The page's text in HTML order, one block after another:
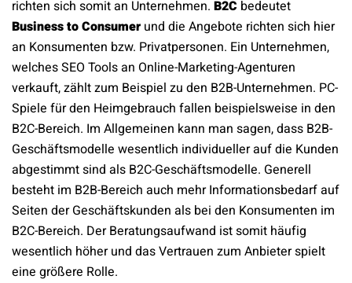
richten sich somit an Unternehmen. B2C bedeutet
Business to Consumer und die Angebote richten sich hier
an Konsumenten bzw. Privatpersonen. Ein Unternehmen,
welches SEO Tools an Online-Marketing-Agenturen
verkauft, zählt zum Beispiel zu den B2B-Unternehmen. PC-
Spiele für den Heimgebrauch fallen beispielsweise in den
B2C-Bereich. Im Allgemeinen kann man sagen, dass B2B-
Geschäftsmodelle wesentlich individueller auf die Kunden
abgestimmt sind als B2C-Geschäftsmodelle. Generell
besteht im B2B-Bereich auch mehr Informationsbedarf auf
Seiten der Geschäftskunden als bei den Konsumenten im
B2C-Bereich. Der Beratungsaufwand ist somit häufig
wesentlich höher und das Vertrauen zum Anbieter spielt
eine größere Rolle.